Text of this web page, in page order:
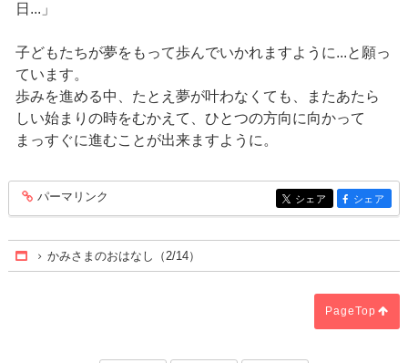
日...」
子どもたちが夢をもって歩んでいかれますように...と願っ
ています。
歩みを進める中、たとえ夢が叶わなくても、またあたら
しい始まりの時をむかえて、ひとつの方向に向かって
まっすぐに進むことが出来ますように。
entry459
パーマリンク entry459
シェア entry459
シェア
Home
かみさまのおはなし（2/14）
PageTop